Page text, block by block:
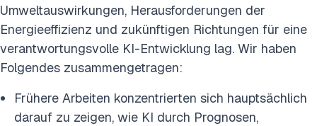
Umweltauswirkungen, Herausforderungen der
Energieeffizienz und zukünftigen Richtungen für eine
verantwortungsvolle KI-Entwicklung lag. Wir haben
Folgendes zusammengetragen:
Frühere Arbeiten konzentrierten sich hauptsächlich
darauf zu zeigen, wie KI durch Prognosen,